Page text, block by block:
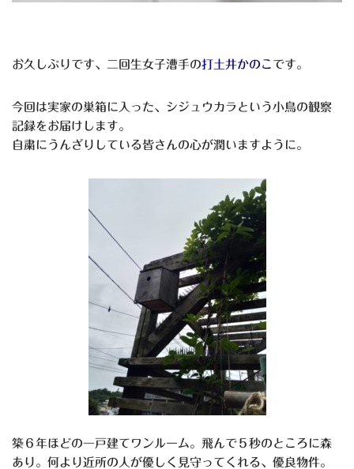
お久しぶりです、二回生女子漕手の打土井かのこ です。
今回は実家の巣箱に入った、シジュウカラという小鳥の観察
記録をお届けします。
自粛にうんざりしている皆さんの心が潤いますように。
築６年ほどの一戸建てワンルーム。飛んで５秒のところに森
あり。何より近所の人が優しく見守ってくれる、優良物件。